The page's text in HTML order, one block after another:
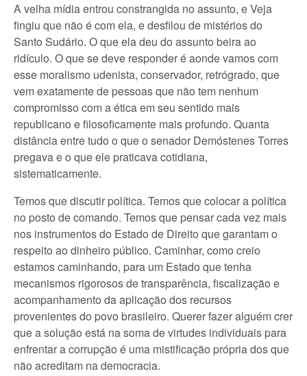
A velha mídia entrou constrangida no assunto, e Veja
fingiu que não é com ela, e desfilou de mistérios do
Santo Sudário. O que ela deu do assunto beira ao
ridículo. O que se deve responder é aonde vamos com
esse moralismo udenista, conservador, retrógrado, que
vem exatamente de pessoas que não tem nenhum
compromisso com a ética em seu sentido mais
republicano e filosoficamente mais profundo. Quanta
distância entre tudo o que o senador Demóstenes Torres
pregava e o que ele praticava cotidiana,
sistematicamente.
Temos que discutir política. Temos que colocar a política
no posto de comando. Temos que pensar cada vez mais
nos instrumentos do Estado de Direito que garantam o
respeito ao dinheiro público. Caminhar, como creio
estamos caminhando, para um Estado que tenha
mecanismos rigorosos de transparência, fiscalização e
acompanhamento da aplicação dos recursos
provenientes do povo brasileiro. Querer fazer alguém crer
que a solução está na soma de virtudes individuais para
enfrentar a corrupção é uma mistificação própria dos que
não acreditam na democracia.